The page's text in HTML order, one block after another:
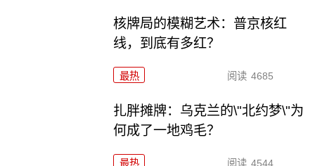
核牌局的模糊艺术：普京核红
线，到底有多红？
最热 阅读 4685
扎胖摊牌：乌克兰的\"北约梦\"为
何成了一地鸡毛？
最热 阅读 4544